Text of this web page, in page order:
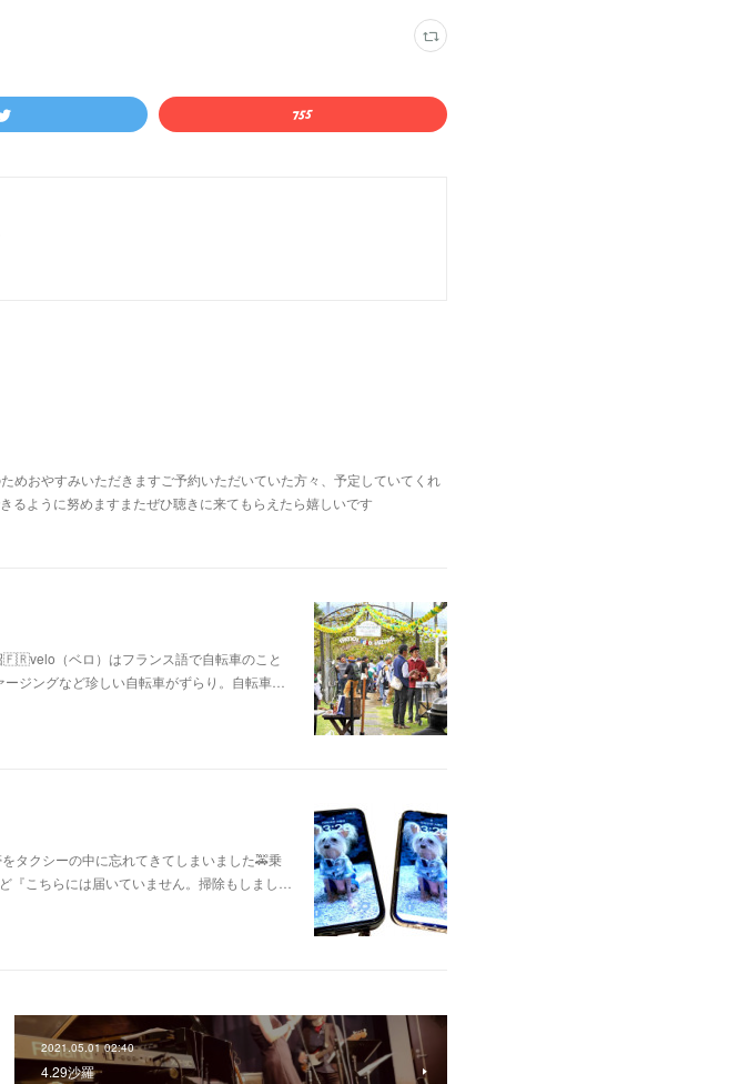
めおやすみいただきますご予約いただいていた方々、予定していてくれ
るように努めますまたぜひ聴きに来てもらえたら嬉しいです
（ベロ）はフランス語で自転車のこと
ジングなど珍しい自転車がずらり。自転車…
タクシーの中に忘れてきてしまいました🚕乗
『こちらには届いていません。掃除もしまし…
2021.05.01 02:40
4.29沙羅